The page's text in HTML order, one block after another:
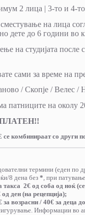
2 лица | 3-то и 4-
на лица
дете до 6 години
на студијата после
сами за време на
/ Скопје / Велес /
патниците на околу
комбинираат со други
термини (еден по
8 дена без *, при
такса 2€ од соба од ноќ
ден (на рецепција);
за возрасни / 40€ за деца
Информации во